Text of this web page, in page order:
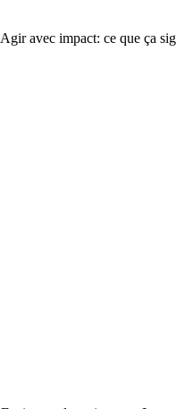
Agir avec impact: ce que ça